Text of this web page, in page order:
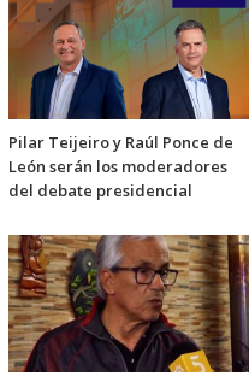
Pilar Teijeiro y Raúl Ponce de
León serán los moderadores
del debate presidencial